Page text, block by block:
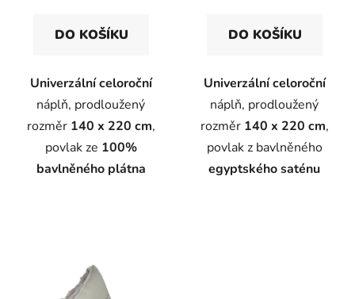
DO KOŠÍKU
Univerzální celoroční
náplň, prodloužený
rozměr 140 x 220 cm,
povlak ze 100%
bavlněného plátna
DO KOŠÍKU
Univerzální celoroční
náplň, prodloužený
rozměr 140 x 220 cm,
povlak z bavlněného
egyptského saténu